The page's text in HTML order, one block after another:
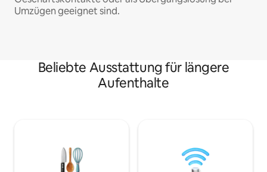
Umzügen geeignet sind.
Beliebte Ausstattung für längere
Aufenthalte